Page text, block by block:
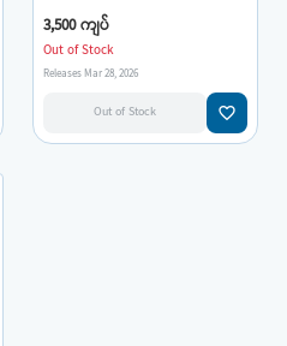
3,500 ကျပ်
Out of Stock
Releases Mar 28, 2026
Out of Stock favorite_border